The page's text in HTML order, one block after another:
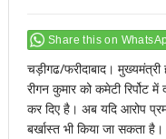
Share this on
चड़ीगढ/फरीदाबाद। मुख्यमंत्री
रीगन कुमार को कमेटी रिर्पोट
कर दिए है। अब यदि आरोप
बर्खास्त भी किया जा सकता